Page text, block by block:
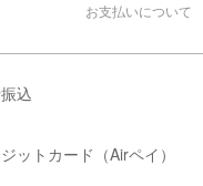
お支払いについて
込
ットカード（Airペイ）